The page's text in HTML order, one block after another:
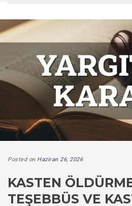
Posted on Haziran 26, 2026
KASTEN
TEŞEBBÜS VE